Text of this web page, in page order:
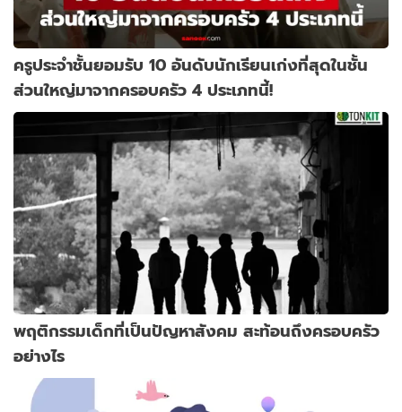
ครูประจำชั้นยอมรับ 10 อันดับนักเรียนเก่งที่สุดในชั้น
ส่วนใหญ่มาจากครอบครัว 4 ประเภทนี้!
พฤติกรรมเด็กที่เป็นปัญหาสังคม สะท้อนถึงครอบครัว
อย่างไร